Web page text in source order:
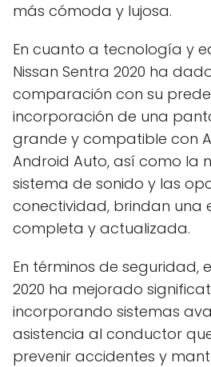
más cómoda y lujosa.
En cuanto a tecnología y
Nissan Sentra 2020 ha
comparación con su
incorporación de una
grande y compatible con
Android Auto, así como la
sistema de sonido y las
conectividad, brindan una
completa y actualizada.
En términos de seguridad,
2020 ha mejorado
incorporando sistemas
asistencia al conductor
prevenir accidentes y